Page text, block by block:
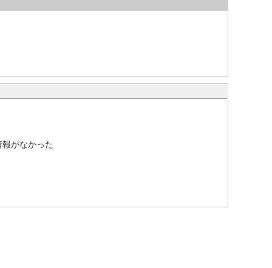
がなかった